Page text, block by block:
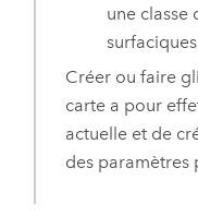
une classe
Créer ou faire
carte a pour
actuelle et de
des paramètres